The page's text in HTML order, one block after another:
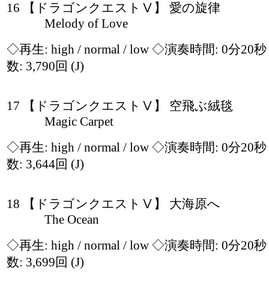
16 【ドラゴンクエストⅤ】 愛の旋律
Melody of Love
◇再生: high / normal / low ◇演奏時間: 0分20
数: 3,790回 (J)
17 【ドラゴンクエストⅤ】 空飛ぶ絨毯
Magic Carpet
◇再生: high / normal / low ◇演奏時間: 0分20
数: 3,644回 (J)
18 【ドラゴンクエストⅤ】 大海原へ
The Ocean
◇再生: high / normal / low ◇演奏時間: 0分20
数: 3,699回 (J)